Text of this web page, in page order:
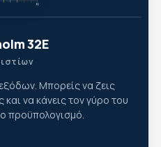
32E
ιστίων
Μπορείς να ζεις
να κάνεις τον γύρο του
προϋπολογισμό.